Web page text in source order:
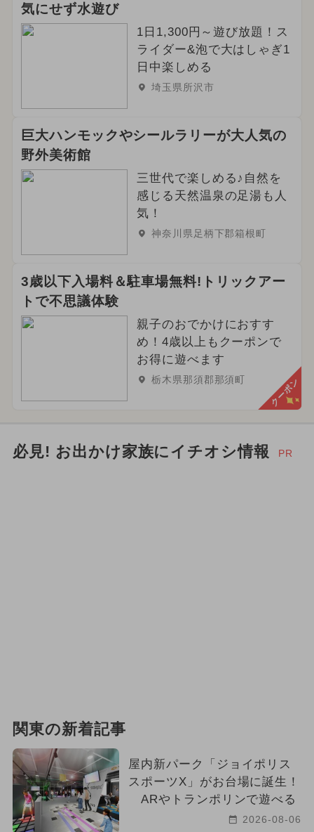
2025年1月のイベント
2025年2月のイベント
2025年4月のイベント
2024年2月のイベント
2024年6月のイベント
気にせず水遊び
1日1,300円～遊び放題！ス
ライダー&泡で大はしゃぎ1
日中楽しめる
埼玉県所沢市
巨大ハンモックやシールラリーが大人気の
野外美術館
三世代で楽しめる♪自然を
感じる天然温泉の足湯も人
気！
神奈川県足柄下郡箱根町
3歳以下入場料＆駐車場無料!トリックアー
トで不思議体験
親子のおでかけにおすす
め！4歳以上もクーポンで
お得に遊べます
栃木県那須郡那須町 クーポン
必見! お出かけ家族にイチオシ情報 PR
関東の新着記事
屋内新パーク「ジョイポリス
スポーツX」がお台場に誕生！
ARやトランポリンで遊べる
2026-08-06